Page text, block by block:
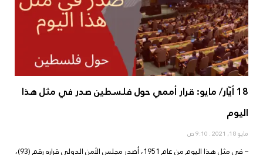
18 أيّار/ مايو: قرار أممي حول فلسطين صدر في مثل هذا
اليوم
مايو 18, 2021
– في مثل هذا اليوم من عام 1951، أصدر مجلس الأمن الدولي قراره رقم (93)،